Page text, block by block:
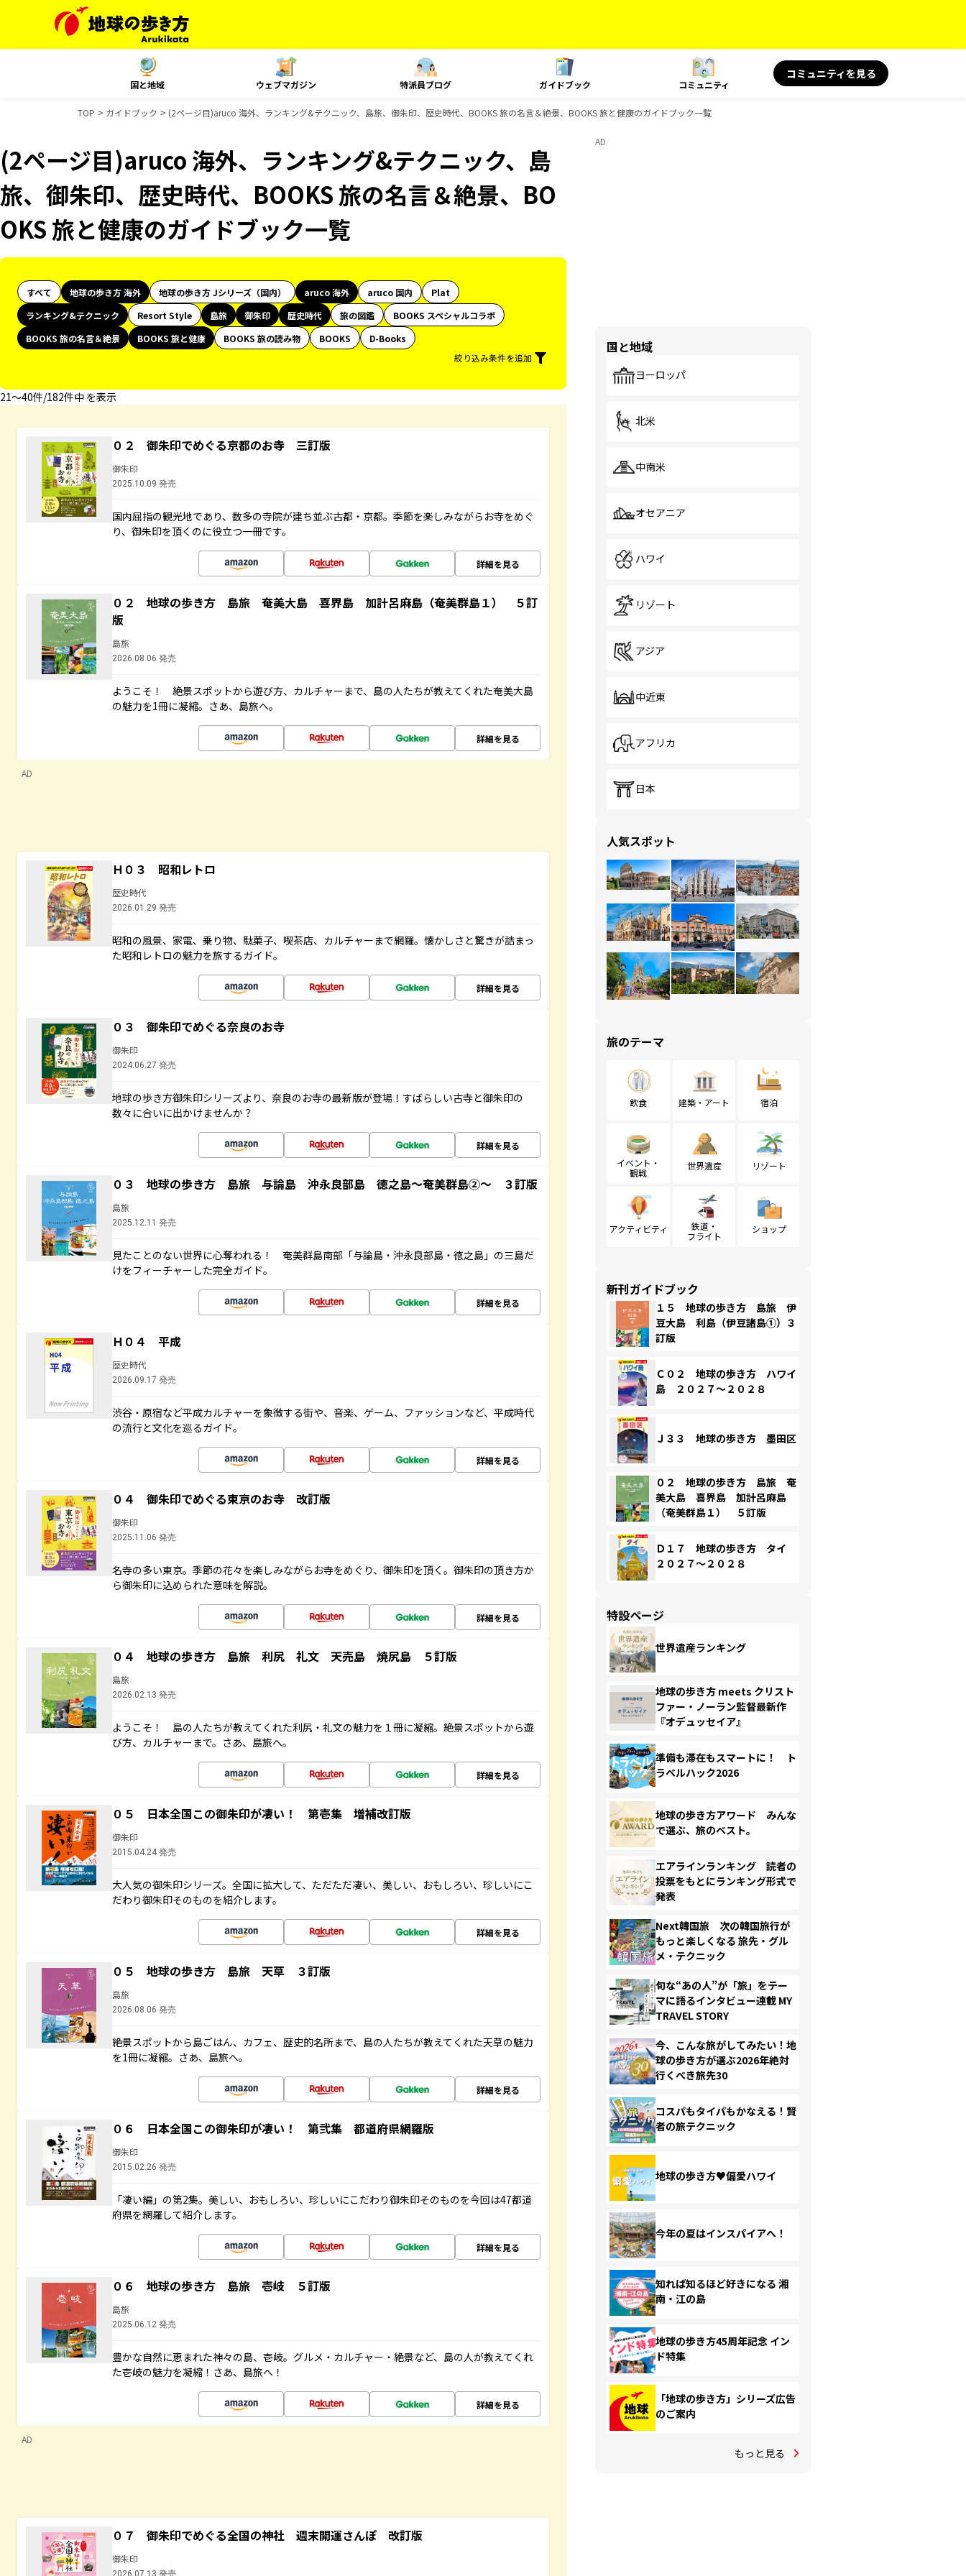
国と地域 ウェブマガジン 特派員ブログ ガイドブック コミュニティ
コミュニティを見る
TOP ガイドブック (2ページ目)aruco 海外、ランキング&テクニック、島旅、御朱印、歴史時代、BOOKS 旅の名言＆絶景、BOOKS 旅と健康のガイドブック一覧
(2ページ目)aruco 海外、ランキング&テクニック、島
旅、御朱印、歴史時代、BOOKS 旅の名言＆絶景、BO
OKS 旅と健康のガイドブック一覧
すべて 地球の歩き方 海外 地球の歩き方 Jシリーズ（国内） aruco 海外 aruco 国内
Plat
ランキング&テクニック
Resort Style 島旅 御朱印 歴史時代 旅の図鑑
BOOKS スペシャルコラボ
BOOKS 旅の名言＆絶景
BOOKS 旅と健康 BOOKS 旅の読み物 BOOKS
D-Books
絞り込み条件を追加
21〜40件/182件中 を表示
０２ 御朱印でめぐる京都のお寺 三訂版
御朱印
2025.10.09 発売
国内屈指の観光地であり、数多の寺院が建ち並ぶ古都・京都。季節を楽しみながらお寺をめぐ
り、御朱印を頂くのに役立つ一冊です。
詳細を見る
０２ 地球の歩き方 島旅 奄美大島 喜界島 加計呂麻島（奄美群島１） ５訂
版
島旅
2026.08.06 発売
ようこそ！ 絶景スポットから遊び方、カルチャーまで、島の人たちが教えてくれた奄美大島
の魅力を1冊に凝縮。さあ、島旅へ。
詳細を見る
AD
Ｈ０３ 昭和レトロ
歴史時代
2026.01.29 発売
昭和の風景、家電、乗り物、駄菓子、喫茶店、カルチャーまで網羅。懐かしさと驚きが詰まっ
た昭和レトロの魅力を旅するガイド。
詳細を見る
０３ 御朱印でめぐる奈良のお寺
御朱印
2024.06.27 発売
地球の歩き方御朱印シリーズより、奈良のお寺の最新版が登場！すばらしい古寺と御朱印の
数々に合いに出かけませんか？
詳細を見る
０３ 地球の歩き方 島旅 与論島 沖永良部島 徳之島～奄美群島②～ ３訂版
島旅
2025.12.11 発売
見たことのない世界に心奪われる！ 奄美群島南部「与論島・沖永良部島・徳之島」の三島だ
けをフィーチャーした完全ガイド。
詳細を見る
Ｈ０４ 平成
歴史時代
2026.09.17 発売
渋谷・原宿など平成カルチャーを象徴する街や、音楽、ゲーム、ファッションなど、平成時代
の流行と文化を巡るガイド。
詳細を見る
０４ 御朱印でめぐる東京のお寺 改訂版
御朱印
2025.11.06 発売
名寺の多い東京。季節の花々を楽しみながらお寺をめぐり、御朱印を頂く。御朱印の頂き方か
ら御朱印に込められた意味を解説。
詳細を見る
０４ 地球の歩き方 島旅 利尻 礼文 天売島 焼尻島 ５訂版
島旅
2026.02.13 発売
ようこそ！ 島の人たちが教えてくれた利尻・礼文の魅力を１冊に凝縮。絶景スポットから遊
び方、カルチャーまで。さあ、島旅へ。
詳細を見る
０５ 日本全国この御朱印が凄い！ 第壱集 増補改訂版
御朱印
2015.04.24 発売
大人気の御朱印シリーズ。全国に拡大して、ただただ凄い、美しい、おもしろい、珍しいにこ
だわり御朱印そのものを紹介します。
詳細を見る
０５ 地球の歩き方 島旅 天草 ３訂版
島旅
2026.08.06 発売
絶景スポットから島ごはん、カフェ、歴史的名所まで、島の人たちが教えてくれた天草の魅力
を1冊に凝縮。さあ、島旅へ。
詳細を見る
０６ 日本全国この御朱印が凄い！ 第弐集 都道府県網羅版
御朱印
2015.02.26 発売
「凄い編」の第2集。美しい、おもしろい、珍しいにこだわり御朱印そのものを今回は47都道
府県を網羅して紹介します。
詳細を見る
０６ 地球の歩き方 島旅 壱岐 ５訂版
島旅
2025.06.12 発売
豊かな自然に恵まれた神々の島、壱岐。グルメ・カルチャー・絶景など、島の人が教えてくれ
た壱岐の魅力を凝縮！さあ、島旅へ！
詳細を見る
AD
０７ 御朱印でめぐる全国の神社 週末開運さんぽ 改訂版
御朱印
2026.07.13 発売
AD
国と地域
ヨーロッパ
北米
中南米
オセアニア
ハワイ
リゾート
アジア
中近東
アフリカ
日本
人気スポット
旅のテーマ
飲食 建築・アート 宿泊
イベント・
観戦
世界遺産 リゾート
アクティビティ
鉄道・
フライト
ショップ
新刊ガイドブック
１５ 地球の歩き方 島旅 伊
豆大島 利島（伊豆諸島①）３
訂版
Ｃ０２ 地球の歩き方 ハワイ
島 ２０２７～２０２８
Ｊ３３ 地球の歩き方 墨田区
０２ 地球の歩き方 島旅 奄
美大島 喜界島 加計呂麻島
（奄美群島１） ５訂版
Ｄ１７ 地球の歩き方 タイ
２０２７～２０２８
特設ページ
世界遺産ランキング
地球の歩き方 meets クリスト
ファー・ノーラン監督最新作
『オデュッセイア』
準備も滞在もスマートに！ ト
ラベルハック2026
地球の歩き方アワード みんな
で選ぶ、旅のベスト。
エアラインランキング 読者の
投票をもとにランキング形式で
発表
Next韓国旅 次の韓国旅行が
もっと楽しくなる 旅先・グル
メ・テクニック
旬な“あの人”が「旅」をテー
マに語るインタビュー連載 MY
TRAVEL STORY
今、こんな旅がしてみたい！地
球の歩き方が選ぶ2026年絶対
行くべき旅先30
コスパもタイパもかなえる！賢
者の旅テクニック
地球の歩き方♥偏愛ハワイ
今年の夏はインスパイアへ！
知れば知るほど好きになる 湘
南・江の島
地球の歩き方45周年記念 イン
ド特集
「地球の歩き方」シリーズ広告
のご案内
もっと見る